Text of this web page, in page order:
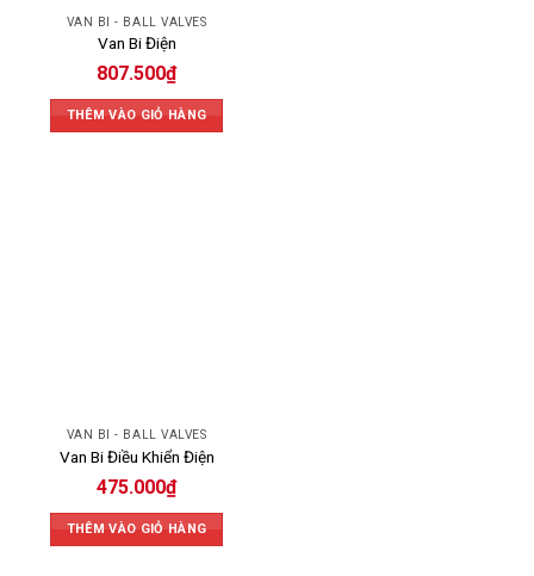
VAN BI - BALL VALVES
Van Bi Điện
807.500₫
THÊM VÀO GIỎ HÀNG
VAN BI - BALL VALVES
Van Bi Điều Khiển Điện
475.000₫
THÊM VÀO GIỎ HÀNG